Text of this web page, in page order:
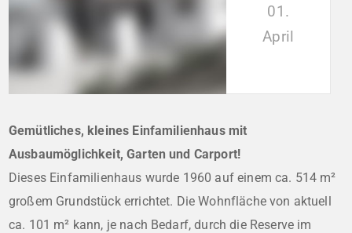
01.
April
Gemütliches, kleines Einfamilienhaus mit
Ausbaumöglichkeit, Garten und Carport!
Dieses Einfamilienhaus wurde 1960 auf einem ca. 514 m²
großem Grundstück errichtet. Die Wohnfläche von aktuell
ca. 101 m² kann, je nach Bedarf, durch die Reserve im